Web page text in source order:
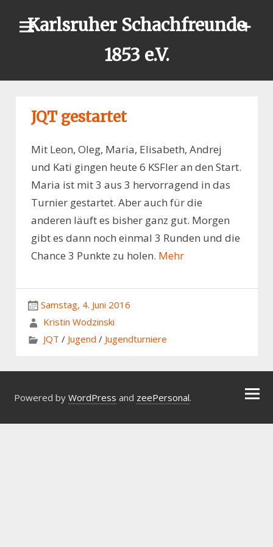
Karlsruher Schachfreunde
1853 e.V.
JQT gestartet
Mit Leon, Oleg, Maria, Elisabeth, Andrej
und Kati gingen heute 6 KSFler an den Start.
Maria ist mit 3 aus 3 hervorragend in das
Turnier gestartet. Aber auch für die
anderen läuft es bisher ganz gut. Morgen
gibt es dann noch einmal 3 Runden und die
Chance 3 Punkte zu holen. Mehr
Samstag, 4. Juni 2016
Kristin Wodzinski
JQT / Jugend / Jugendturniere
Powered by WordPress and zeePersonal.